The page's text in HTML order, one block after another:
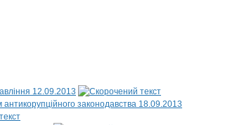
12.09.2013
законодавства 18.09.2013